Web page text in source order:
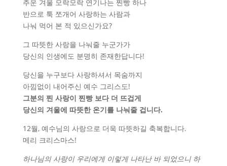
추운 겨울 모락모락 연기나는 찐빵 하나
반으로 툭 쪼개어 사랑하는 사람과
나눠 먹어 본 적 있으신가요?
그 따뜻한 사랑을 나눠줄 누군가가
당신의 인생에도 분명히 존재한답니다!
당신을 누구보다 사랑하셔서 목숨까지
아낌없이 내어주신 예수 그리스도!
그분의 찐 사랑이 찐빵 보다 더 뜨겁게
당신의 겨울에 따뜻한 온기를 나눠줄 겁니다.
12월, 예수님의 사랑으로 더욱 따뜻하길 축복합니다.
메리 크리스마스!
하나님의 사랑이 우리에게 이렇게 나타난 바 되었으니 하